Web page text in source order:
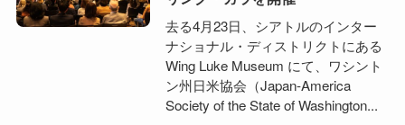
去る4月23日、シアトルのインター
ナショナル・ディストリクトにある
Wing Luke Museum にて、ワシント
ン州日米協会（Japan-America
Society of the State of Washington...